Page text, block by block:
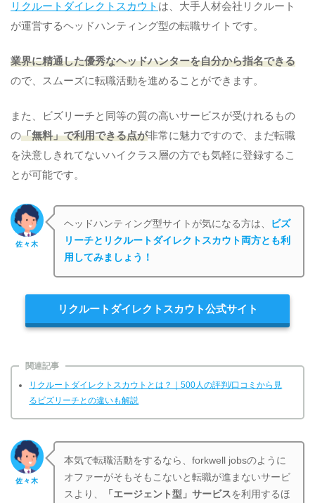
リクルートダイレクトスカウト は、大手人材会社リクルート
が運営するヘッドハンティング型の転職サイトです。
業界に精通した優秀なヘッドハンターを自分から指名できる
ので、スムーズに転職活動を進めることができます。
また、ビズリーチと同等の質の高いサービスが受けれるもの
の「無料」で利用できる点が非常に魅力ですので、まだ転職
を決意しきれてないハイクラス層の方でも気軽に登録するこ
とが可能です。
佐々木
ヘッドハンティング型サイトが気になる方は、
ビズ
リーチとリクルートダイレクトスカウト両方とも利
用してみましょう！
リクルートダイレクトスカウト公式サイト
関連記事
リクルートダイレクトスカウトとは？｜500人の評判/口コミから見
るビズリーチとの違いも解説
佐々木
本気で転職活動をするなら、forkwell jobsのように
オファーがそもそもこないと転職が進まないサービ
スより、
「エージェント型」サービスを利用するほ